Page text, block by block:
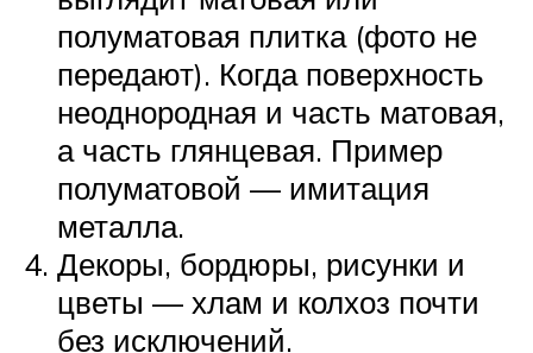
полуматовая плитка (фото не
передают). Когда поверхность
неоднородная и часть матовая,
а часть глянцевая. Пример
полуматовой — имитация
металла.
Декоры, бордюры, рисунки и
цветы — хлам и колхоз почти
без исключений.